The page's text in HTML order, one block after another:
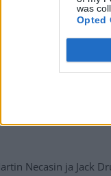
was
Opted
Necasin ja Jack